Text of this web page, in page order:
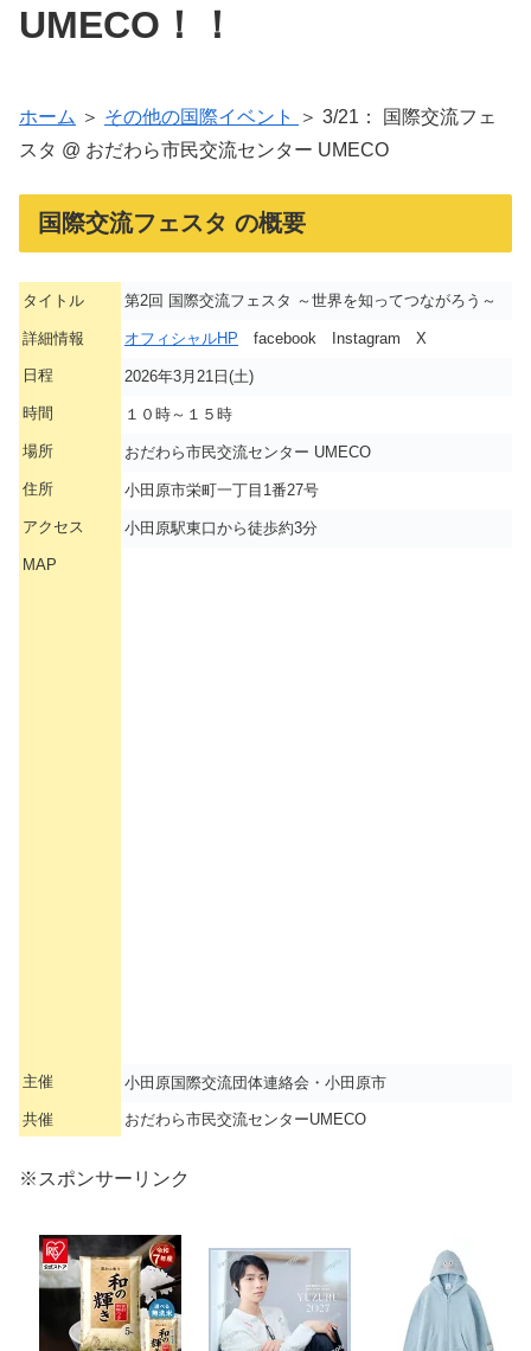
UMECO！！
ホーム ＞ その他の国際イベント
＞ 3/21： 国際交流フェ
スタ @ おだわら市民交流センター UMECO
国際交流フェスタ の概要
タイトル 第2回 国際交流フェスタ ～世界を知ってつながろう～
詳細情報 オフィシャルHP facebook Instagram X
日程 2026年3月21日(土)
時間 １０時～１５時
場所 おだわら市民交流センター UMECO
住所 小田原市栄町一丁目1番27号
アクセス 小田原駅東口から徒歩約3分
MAP
主催 小田原国際交流団体連絡会・小田原市
共催 おだわら市民交流センターUMECO
※スポンサーリンク